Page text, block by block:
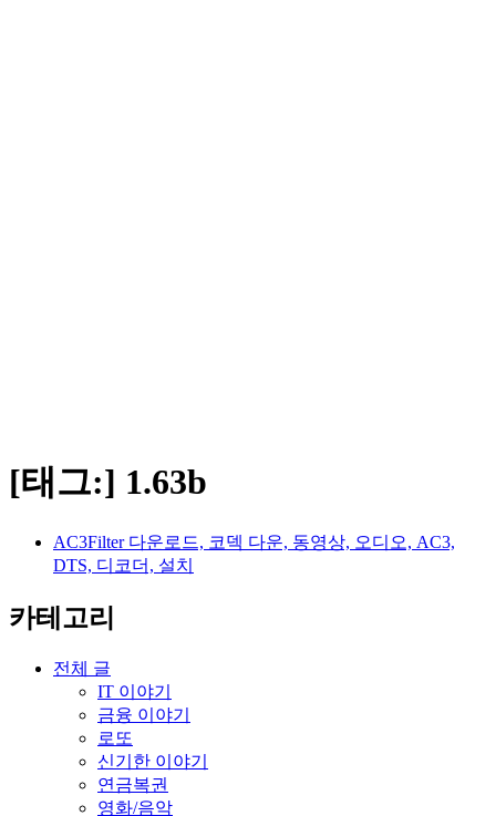
[태그:] 1.63b
AC3Filter 다운로드, 코덱 다운, 동영상, 오디오, AC3,
DTS, 디코더, 설치
카테고리
전체 글
IT 이야기
금융 이야기
로또
신기한 이야기
연금복권
영화/음악